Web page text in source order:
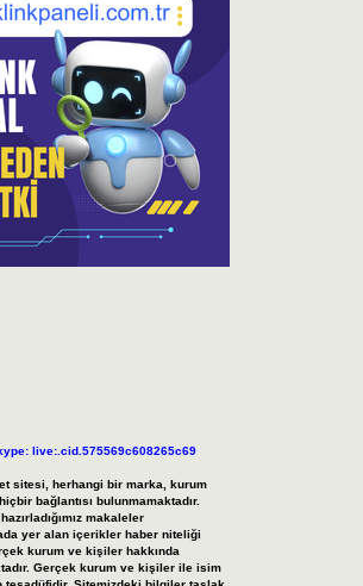
live:.cid.575569c608265c69
sitesi, herhangi bir marka, kurum
bağlantısı bulunmamaktadır.
makaleler
yer alan içerikler haber niteliği
kurum ve kişiler hakkında
Gerçek kurum ve kişiler ile isim